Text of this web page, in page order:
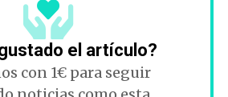
el artículo?
con 1€ para seguir